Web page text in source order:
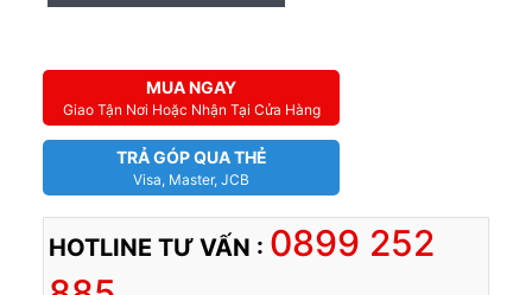
MUA NGAY
Giao Tận Nơi Hoặc Nhận Tại Cửa Hàng
TRẢ GÓP QUA THẺ
Visa, Master, JCB
HOTLINE TƯ VẤN : 0899 252